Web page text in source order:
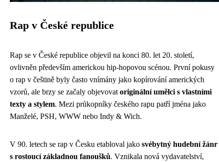
Rap v České republice
Rap se v České republice objevil na konci 80. let 20. století,
ovlivněn především americkou hip-hopovou scénou. První pokusy
o rap v češtině byly často vnímány jako kopírování amerických
vzorů, ale brzy se začaly objevovat originální umělci s vlastními
texty a stylem. Mezi průkopníky českého rapu patří jména jako
Manželé, PSH, WWW nebo Indy & Wich.
V 90. letech se rap v Česku etabloval jako svébytný hudební žánr
s rostoucí základnou fanoušků. Vznikala nová vydavatelství,